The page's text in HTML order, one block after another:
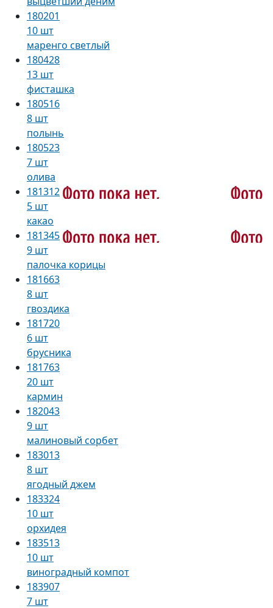
180201
10 шт
маренго светлый
180428
13 шт
фисташка
180516
8 шт
полынь
180523
7 шт
олива
181312
5 шт
какао
181345
9 шт
палочка корицы
181663
8 шт
гвоздика
181720
6 шт
брусника
181763
20 шт
кармин
182043
9 шт
малиновый сорбет
183013
8 шт
ягодный джем
183324
10 шт
орхидея
183513
10 шт
виноградный компот
183907
7 шт